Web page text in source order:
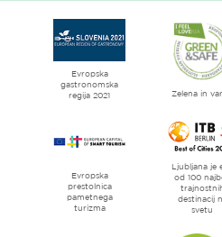
Evropska
gastronomska
regija 2021
Zelena in
Evropska
prestolnica
pametnega
turizma
Ljubljana je
od 100
destinacij
svetu